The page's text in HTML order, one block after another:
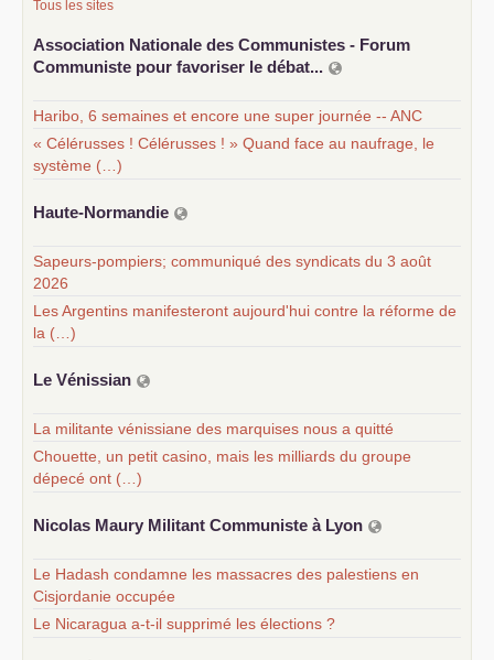
Tous les sites
Association Nationale des Communistes - Forum
Communiste pour favoriser le débat...
Haribo, 6 semaines et encore une super journée -- ANC
« Célérusses ! Célérusses ! » Quand face au naufrage, le
système (…)
Haute-Normandie
Sapeurs-pompiers; communiqué des syndicats du 3 août
2026
Les Argentins manifesteront aujourd'hui contre la réforme de
la (…)
Le Vénissian
La militante vénissiane des marquises nous a quitté
Chouette, un petit casino, mais les milliards du groupe
dépecé ont (…)
Nicolas Maury Militant Communiste à Lyon
Le Hadash condamne les massacres des palestiens en
Cisjordanie occupée
Le Nicaragua a-t-il supprimé les élections ?